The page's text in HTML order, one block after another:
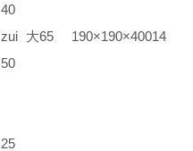
40
zui大
50
65 190×190×40014
25